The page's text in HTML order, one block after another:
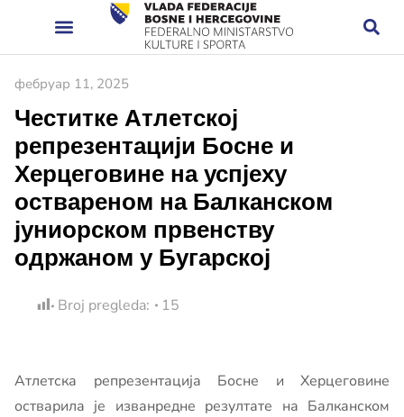
фебруар 11, 2025
Честитке Атлетској
репрезентацији Босне и
Херцеговине на успјеху
оствареном на Балканском
јуниорском првенству
одржаном у Бугарској
Broj pregleda: 15
Атлетска репрезентација Босне и Херцеговине
остварила је изванредне резултате на Балканском